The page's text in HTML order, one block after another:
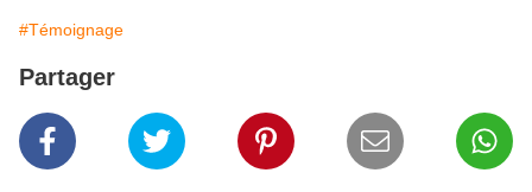
#Témoignage
Partager